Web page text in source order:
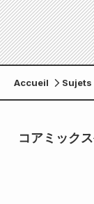
Accueil Sujets
コアミック